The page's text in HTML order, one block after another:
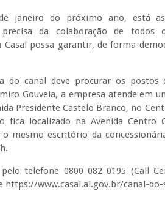
janeiro do próximo ano, está
da colaboração de todos
possa garantir, de forma
do canal deve procurar os postos
Gouveia, a empresa atende em
Presidente Castelo Branco, no
localizado na Avenida Centro
mesmo escritório da
telefone 0800 082 0195 (Call
https://www.casal.al.gov.br/canal-